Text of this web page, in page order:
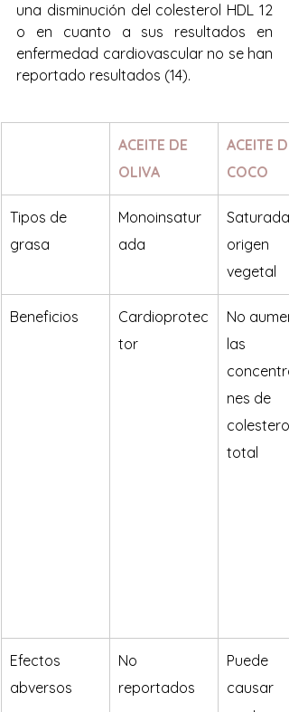
una disminución del colesterol HDL 12
o en cuanto a sus resultados en
enfermedad cardiovascular no se han
reportado resultados (14).
ACEITE DE
OLIVA
ACEITE
COCO
Tipos de
grasa
Monoinsatur
ada
Saturada
origen
vegetal
Beneficios
Cardioprotec
tor
​No
las
nes de
colesterol
total
Efectos
abversos
​No
reportados
Puede
causar